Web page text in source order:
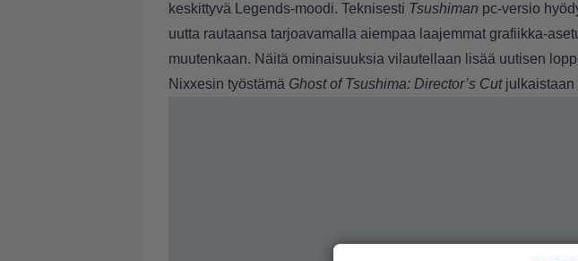
keskittyvä Legends-moodi. Teknisesti Tsushiman pc-versio
uutta rautaansa tarjoavamalla aiempaa laajemmat grafiikka-
muutenkaan. Näitä ominaisuuksia vilautellaan lisää uutisen
Nixxesin työstämä Ghost of Tsushima: Director’s Cutjulkaistaan